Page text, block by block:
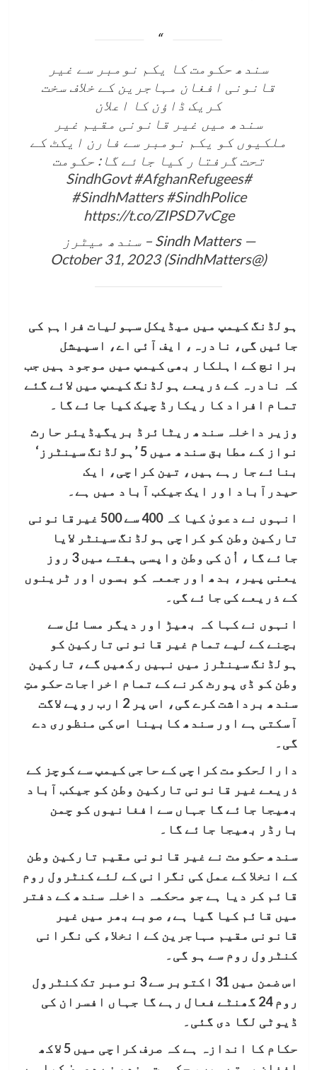
سندھ حکومت کا یکم نومبر سے غیر
قانونی افغان مہاجرین کے خلاف سخت
کریک ڈاؤن کا اعلان
سندھ میں غیر قانونی مقیم غیر
ملکیوں کو یکم نومبر سے فارن ایکٹ کے
تحت گرفتار کیا جائے گا: حکومت
#SindhGovt
#AfghanRefugees
#SindhMatters #SindhPolice
https://t.co/ZIPSD7vCge
— Sindh Matters – سندھ میٹرز
(@SindhMatters)
October 31, 2023
ہولڈنگ کیمپ میں میڈیکل سہولیات فراہم کی
جائیں گی، نادرہ، ایف آئی اے، اسپیشل
برانچ کے اہلکار بھی کیمپ میں موجود ہیں جب
کہ نادرہ کے ذریعے ہولڈنگ کیمپ میں لائے گئے
تمام افراد کا ریکارڈ چیک کیا جائے گا۔
وزیر داخلہ سندھ ریٹائرڈ بریگیڈیئر حارث
نواز کے مطابق سندھ میں 5 ’ہولڈنگ سینٹرز‘
بنائے جا رہے ہیں، تین کراچی، ایک
حیدرآباد اور ایک جیکب آباد میں ہے۔
انہوں نے دعویٰ کیا کہ 400 سے 500 غیرقانونی
تارکین وطن کو کراچی ہولڈنگ سینٹر لایا
جائے گا، اُن کی وطن واپسی ہفتے میں 3 روز
یعنی پیر، بدھ اور جمعہ کو بسوں اور ٹرینوں
کے ذریعے کی جائے گی۔
انہوں نے کہا کہ بھیڑ اور دیگر مسائل سے
بچنے کے لیے تمام غیر قانونی تارکین کو
ہولڈنگ سینٹرز میں نہیں رکھیں گے، تارکین
وطن کو ڈی پورٹ کرنے کے تمام اخراجات حکومتِ
سندھ برداشت کرے گی، اس پر 2 ارب روپے لاگت
آسکتی ہے اور سندھ کابینا اس کی منظوری دے
گی۔
دارالحکومت کراچی کے حاجی کیمپ سے کوچز کے
ذریعے غیر قانونی تارکین وطن کو جیکب آباد
بھیجا جائے گا جہاں سے افغانیوں کو چمن
بارڈر بھیجا جائے گا۔
سندھ حکومت نے غیر قانونی مقیم تارکین وطن
کے انخلا کے عمل کی نگرانی کے لئے کنٹرول روم
قائم کر دیا ہے جو محکمہ داخلہ سندھ کے دفتر
میں قائم کیا گیا ہے، صوبے بھر میں غیر
قانونی مقیم مہاجرین کے انخلاء کی نگرانی
کنٹرول روم سے ہو گی۔
اس ضمن میں 31 اکتوبر سے 3 نومبر تک کنٹرول
روم 24 گھنٹے فعال رہے گا جہاں افسران کی
ڈیوٹی لگا دی گئی۔
حکام کا اندازہ ہے کہ صرف کراچی میں 5 لاکھ